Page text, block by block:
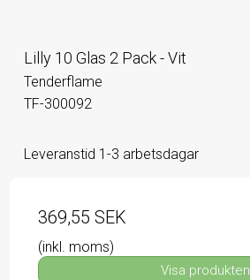
Lilly 10 Glas 2 Pack - Vit
Tenderflame
TF-300092
Leveranstid 1-3 arbetsdagar
369,55 SEK
(inkl. moms)
Visa produkten